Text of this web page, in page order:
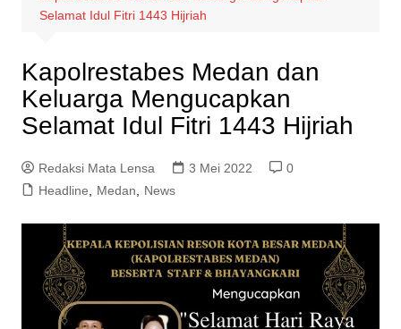
Selamat Idul Fitri 1443 Hijriah
Kapolrestabes Medan dan
Keluarga Mengucapkan
Selamat Idul Fitri 1443 Hijriah
Redaksi Mata Lensa 3 Mei 2022
0
Headline
Medan News